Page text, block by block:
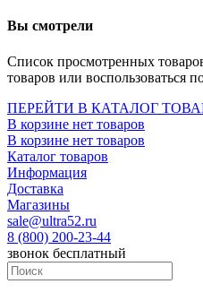
Вы смотрели
Список просмотренных
товаров или воспользоваться
ПЕРЕЙТИ В КАТАЛОГ
В корзине нет товаров
В корзине нет товаров
Каталог товаров
Информация
Доставка
Магазины
sale@ultra52.ru
8 (800) 200-23-44
звонок бесплатный